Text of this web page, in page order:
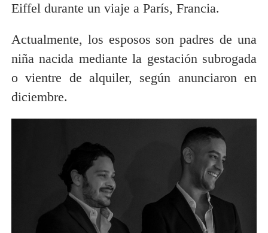
Eiffel durante un viaje a París, Francia.
Actualmente, los esposos son padres de una
niña nacida mediante la gestación subrogada
o vientre de alquiler, según anunciaron en
diciembre.